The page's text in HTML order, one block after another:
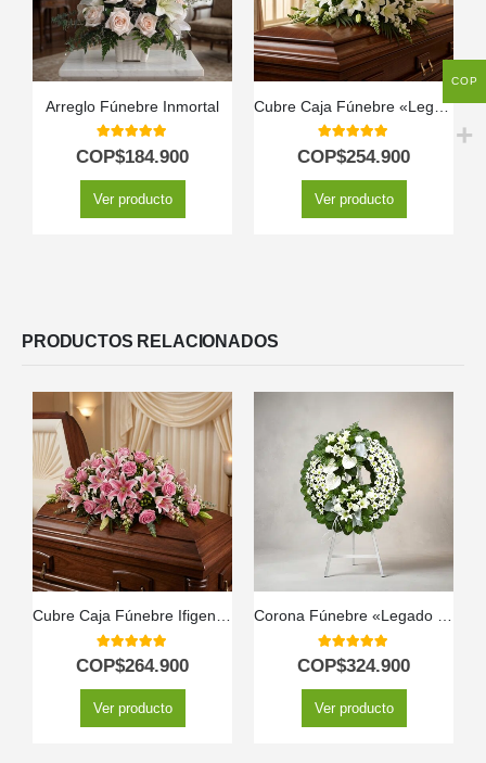
Arreglo Fúnebre Inmortal
5.00out of 5
COP$184.900
Ver producto
Cubre Caja Fúnebre «Legado de José» con Rosas Blancas 🕊️
5.00out of 5
COP$254.900
Ver producto
PRODUCTOS RELACIONADOS
Cubre Caja Fúnebre Ifigenia: Un Homenaje Floral Conmovedor 🕊️
5.00out of 5
COP$264.900
Ver producto
Corona Fúnebre «Legado de Paz»: Un Homenaje Floral a Mesha 🕊️
5.00out of 5
COP$324.900
Ver producto
COP